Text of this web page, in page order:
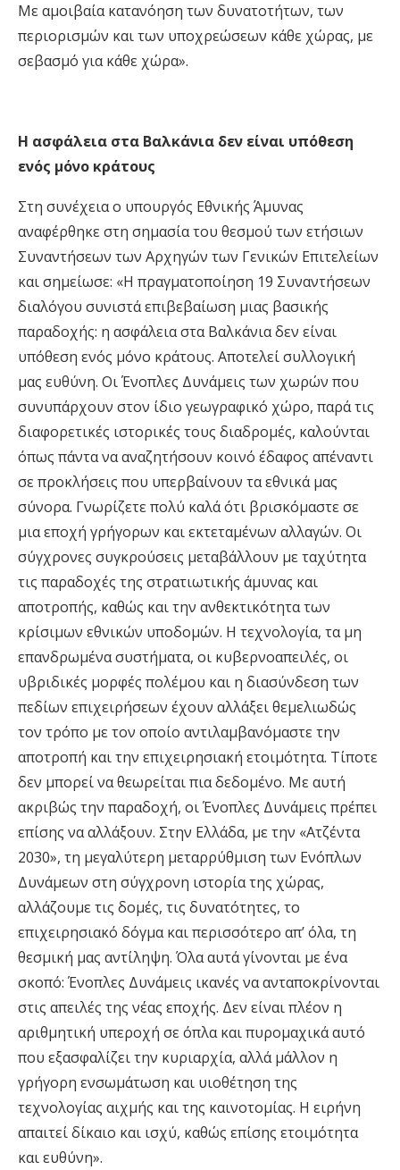
Με αμοιβαία κατανόηση των δυνατοτήτων, των
περιορισμών και των υποχρεώσεων κάθε χώρας, με
σεβασμό για κάθε χώρα».
Η ασφάλεια στα Βαλκάνια δεν είναι υπόθεση
ενός μόνο κράτους
Στη συνέχεια ο υπουργός Εθνικής Άμυνας
αναφέρθηκε στη σημασία του θεσμού των ετήσιων
Συναντήσεων των Αρχηγών των Γενικών Επιτελείων
και σημείωσε: «Η πραγματοποίηση 19 Συναντήσεων
διαλόγου συνιστά επιβεβαίωση μιας βασικής
παραδοχής: η ασφάλεια στα Βαλκάνια δεν είναι
υπόθεση ενός μόνο κράτους. Αποτελεί συλλογική
μας ευθύνη. Οι Ένοπλες Δυνάμεις των χωρών που
συνυπάρχουν στον ίδιο γεωγραφικό χώρο, παρά τις
διαφορετικές ιστορικές τους διαδρομές, καλούνται
όπως πάντα να αναζητήσουν κοινό έδαφος απέναντι
σε προκλήσεις που υπερβαίνουν τα εθνικά μας
σύνορα. Γνωρίζετε πολύ καλά ότι βρισκόμαστε σε
μια εποχή γρήγορων και εκτεταμένων αλλαγών. Οι
σύγχρονες συγκρούσεις μεταβάλλουν με ταχύτητα
τις παραδοχές της στρατιωτικής άμυνας και
αποτροπής, καθώς και την ανθεκτικότητα των
κρίσιμων εθνικών υποδομών. Η τεχνολογία, τα μη
επανδρωμένα συστήματα, οι κυβερνοαπειλές, οι
υβριδικές μορφές πολέμου και η διασύνδεση των
πεδίων επιχειρήσεων έχουν αλλάξει θεμελιωδώς
τον τρόπο με τον οποίο αντιλαμβανόμαστε την
αποτροπή και την επιχειρησιακή ετοιμότητα. Τίποτε
δεν μπορεί να θεωρείται πια δεδομένο. Με αυτή
ακριβώς την παραδοχή, οι Ένοπλες Δυνάμεις πρέπει
επίσης να αλλάξουν. Στην Ελλάδα, με την «Ατζέντα
2030», τη μεγαλύτερη μεταρρύθμιση των Ενόπλων
Δυνάμεων στη σύγχρονη ιστορία της χώρας,
αλλάζουμε τις δομές, τις δυνατότητες, το
επιχειρησιακό δόγμα και περισσότερο απ’ όλα, τη
θεσμική μας αντίληψη. Όλα αυτά γίνονται με ένα
σκοπό: Ένοπλες Δυνάμεις ικανές να ανταποκρίνονται
στις απειλές της νέας εποχής. Δεν είναι πλέον η
αριθμητική υπεροχή σε όπλα και πυρομαχικά αυτό
που εξασφαλίζει την κυριαρχία, αλλά μάλλον η
γρήγορη ενσωμάτωση και υιοθέτηση της
τεχνολογίας αιχμής και της καινοτομίας. Η ειρήνη
απαιτεί δίκαιο και ισχύ, καθώς επίσης ετοιμότητα
και ευθύνη».